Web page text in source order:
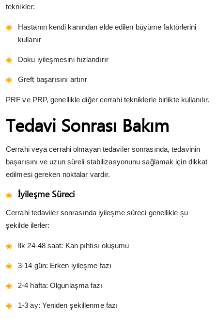
teknikler:
Hastanın kendi kanından elde edilen büyüme faktörlerini
kullanır
Doku iyileşmesini hızlandırır
Greft başarısını artırır
PRF ve PRP, genellikle diğer cerrahi tekniklerle birlikte kullanılır.
Tedavi Sonrası Bakım
Cerrahi veya cerrahi olmayan tedaviler sonrasında, tedavinin
başarısını ve uzun süreli stabilizasyonunu sağlamak için dikkat
edilmesi gereken noktalar vardır.
İyileşme Süreci
Cerrahi tedaviler sonrasında iyileşme süreci genellikle şu
şekilde ilerler:
İlk 24-48 saat: Kan pıhtısı oluşumu
3-14 gün: Erken iyileşme fazı
2-4 hafta: Olgunlaşma fazı
1-3 ay: Yeniden şekillenme fazı